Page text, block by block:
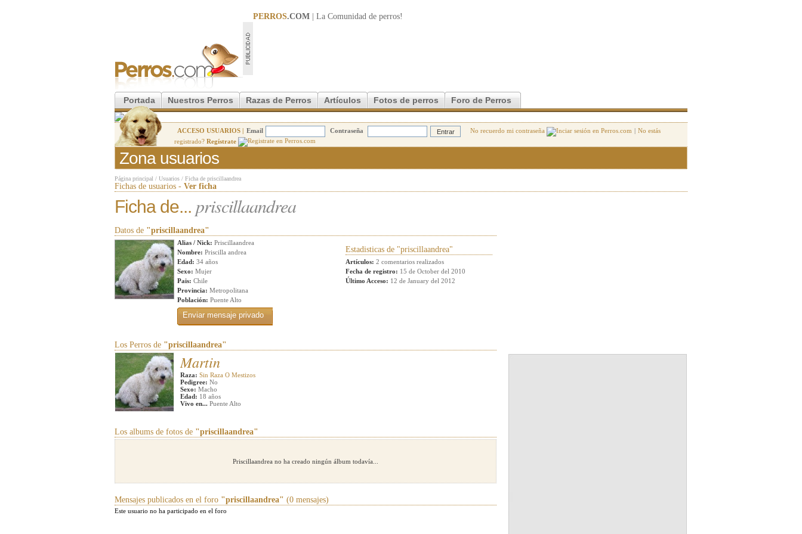
PERROS.COM | La Comunidad de perros!
Portada Nuestros Perros Razas de Perros Artículos Fotos de perros Foro de Perros
ACCESO USUARIOS | Email Contraseña No recuerdo mi contraseña | No estás
registrado? Regístrate
Zona usuarios
Página principal / Usuarios / Ficha de priscillaandrea
Fichas de usuarios - Ver ficha
Ficha de... priscillaandrea
Datos de "priscillaandrea"
Alias / Nick: Priscillaandrea
Nombre: Priscilla andrea
Edad: 34 años
Sexo: Mujer
Pais: Chile
Provincia: Metropolitana
Población: Puente Alto
Estadisticas de "priscillaandrea"
Artículos: 2 comentarios realizados
Fecha de registro: 15 de October del 2010
Último Acceso: 12 de January del 2012
Los Perros de "priscillaandrea"
Martin
Raza: Sin Raza O Mestizos
Pedigree: No
Sexo: Macho
Edad: 18 años
Vivo en... Puente Alto
Los albums de fotos de "priscillaandrea"
Priscillaandrea no ha creado ningún álbum todavía...
Mensajes publicados en el foro "priscillaandrea" (0 mensajes)
Este usuario no ha participado en el foro